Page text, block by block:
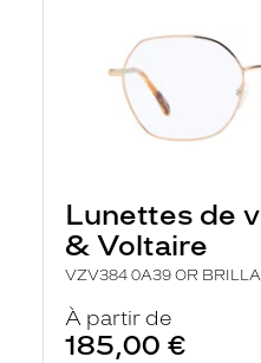
Lunettes de
& Voltaire
VZV384 0A39 OR
À partir de
185,00 €